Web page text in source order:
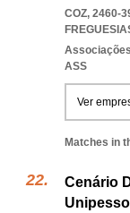
COZ, 2460-
ASS
Ver
Matches in
Cenário